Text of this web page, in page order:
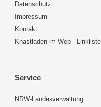
Datenschutz
Impressum
Kontakt
Knastladen im Web - Linkliste
Service
NRW-Landesverwaltung